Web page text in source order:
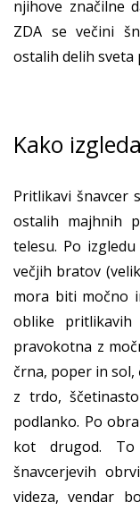
njihove značilne
ZDA se večini
ostalih delih sveta
Kako
Pritlikavi šnavcer
ostalih majhnih
telesu. Po
večjih bratov
mora biti močno
oblike pritlikavih
pravokotna z
črna, poper in sol,
z trdo,
podlanko. Po
kot drugod. To
šnavcerjevih
videza, vendar